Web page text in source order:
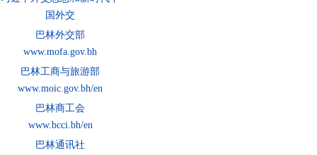
国外交
巴林外交部
www.mofa.gov.bh
巴林工商与旅游部
www.moic.gov.bh/en
巴林商工会
www.bcci.bh/en
巴林通讯社